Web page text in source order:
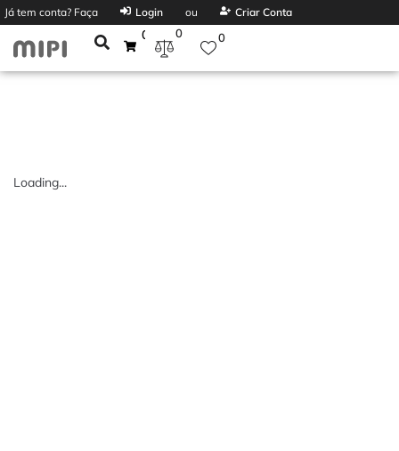
Já tem conta? Faça Login ou Criar Conta
0 0 0
Loading...